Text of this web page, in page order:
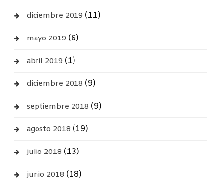
diciembre 2019 (11)
mayo 2019 (6)
abril 2019 (1)
diciembre 2018 (9)
septiembre 2018 (9)
agosto 2018 (19)
julio 2018 (13)
junio 2018 (18)